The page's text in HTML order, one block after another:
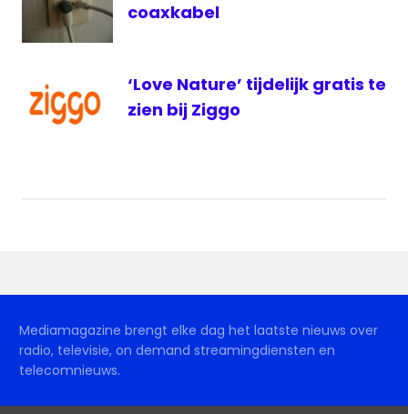
coaxkabel
‘Love Nature’ tijdelijk gratis te
zien bij Ziggo
Mediamagazine brengt elke dag het laatste nieuws over
radio, televisie, on demand streamingdiensten en
telecomnieuws.